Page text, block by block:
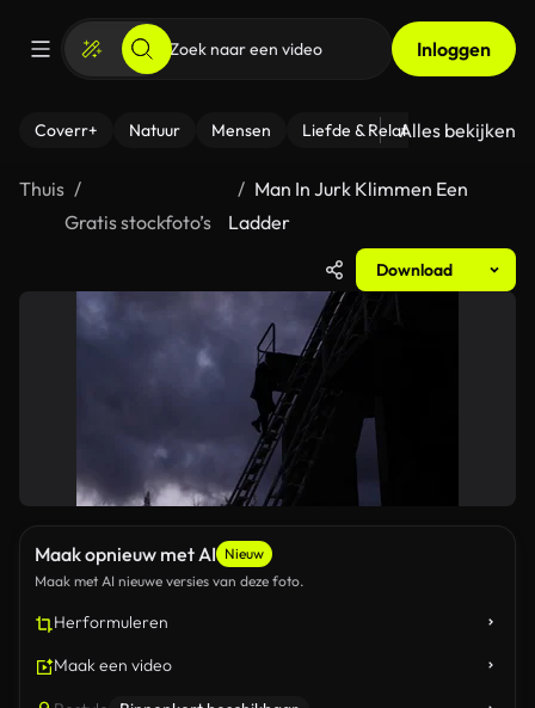
Inloggen
Coverr+ Natuur Mensen Liefde & Relaties - Fitness
Alles bekijken
Thuis
Gratis stockfoto’s
Man In Jurk Klimmen Een
Ladder
Download
Maak opnieuw met AI Nieuw
Maak met AI nieuwe versies van deze foto.
Herformuleren
Maak een video